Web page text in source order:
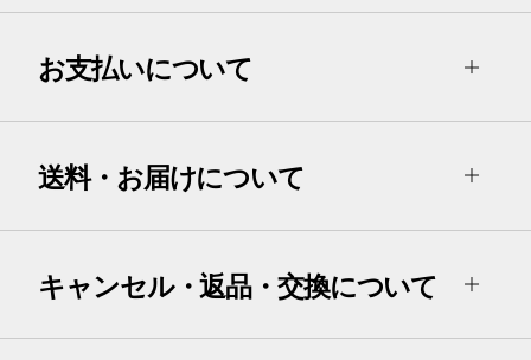
お支払いについて
送料・お届けについて
キャンセル・返品・交換について